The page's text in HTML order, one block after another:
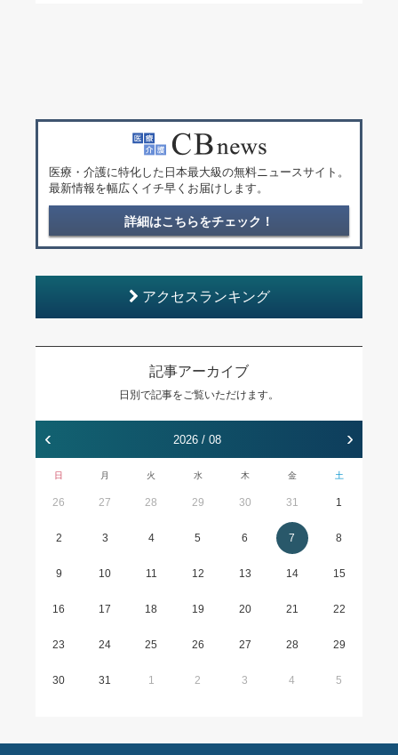
医療・介護に特化した日本最大級の無料ニュースサイト。
最新情報を幅広くイチ早くお届けします。
詳細はこちらをチェック！
アクセスランキング
記事アーカイブ
日別で記事をご覧いただけます。
‹ 2026 / 08 ›
日 月 火 水 木 金 土
26 27 28 29 30 31 1
2 3 4 5 6 7 8
9 10 11 12 13 14 15
16 17 18 19 20 21 22
23 24 25 26 27 28 29
30 31 1 2 3 4 5